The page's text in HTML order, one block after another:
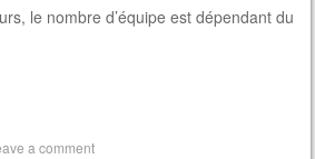
le nombre d’équipe est dépendant du
a comment